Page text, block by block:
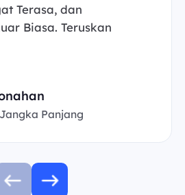
Terasa, dan
Biasa. Teruskan
Panjang